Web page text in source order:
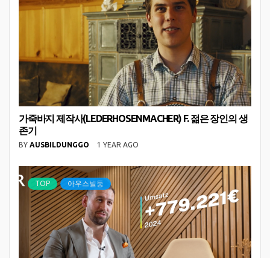
가죽바지 제작사(LEDERHOSENMACHER) F. 젊은 장인의 생
존기
BY AUSBILDUNGGO 1 YEAR AGO
TOP 아우스빌둥